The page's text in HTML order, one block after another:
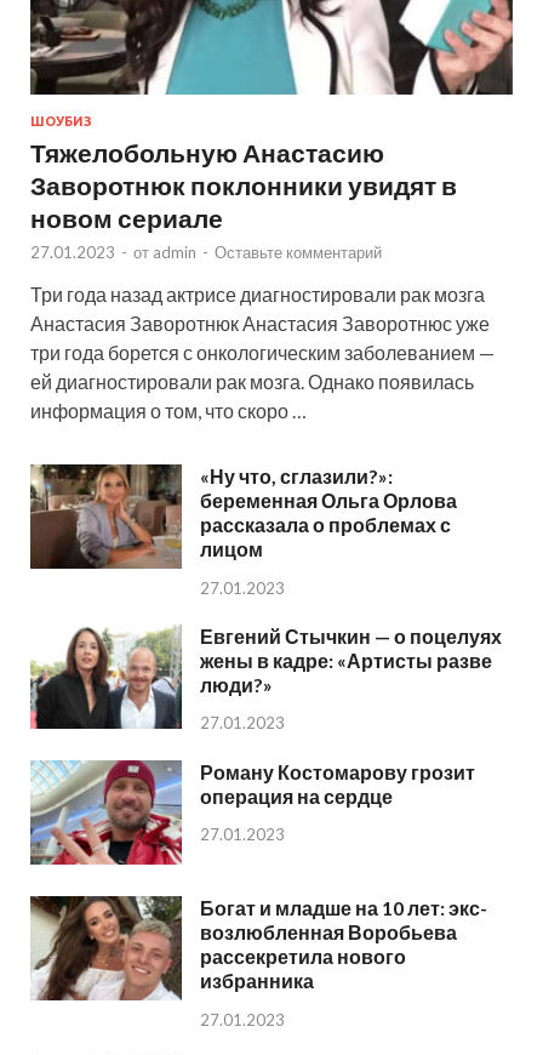
ШОУБИЗ
Тяжелобольную Анастасию
Заворотнюк поклонники увидят в
новом сериале
27.01.2023 - от admin - Оставьте комментарий
Три года назад актрисе диагностировали рак мозга
Анастасия Заворотнюк Анастасия Заворотнюс уже
три года борется с онкологическим заболеванием —
ей диагностировали рак мозга. Однако появилась
информация о том, что скоро …
«Ну что, сглазили?»:
беременная Ольга Орлова
рассказала о проблемах с
лицом
27.01.2023
Евгений Стычкин — о поцелуях
жены в кадре: «Артисты разве
люди?»
27.01.2023
Роману Костомарову грозит
операция на сердце
27.01.2023
Богат и младше на 10 лет: экс-
возлюбленная Воробьева
рассекретила нового
избранника
27.01.2023